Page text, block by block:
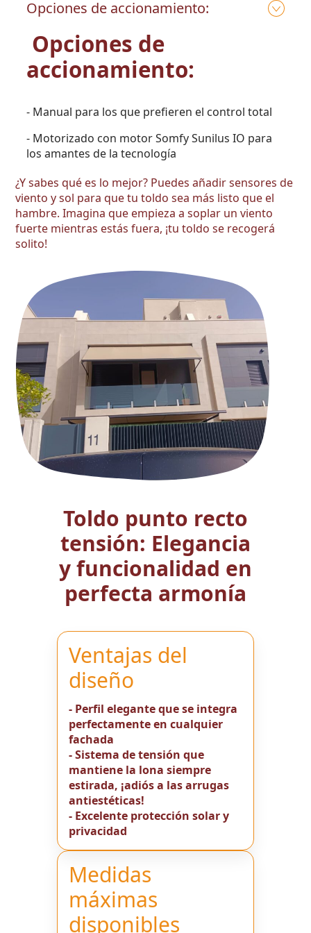
Opciones de accionamiento:
Opciones de
accionamiento:
- Manual para los que prefieren el control total
- Motorizado con motor Somfy Sunilus IO para
los amantes de la tecnología
¿Y sabes qué es lo mejor? Puedes añadir sensores de
viento y sol para que tu toldo sea más listo que el
hambre. Imagina que empieza a soplar un viento
fuerte mientras estás fuera, ¡tu toldo se recogerá
solito!
Toldo punto recto
tensión: Elegancia
y funcionalidad en
perfecta armonía
Ventajas del
diseño
- Perfil elegante que se integra
perfectamente en cualquier
fachada
- Sistema de tensión que
mantiene la lona siempre
estirada, ¡adiós a las arrugas
antiestéticas!
- Excelente protección solar y
privacidad
Medidas
máximas
disponibles